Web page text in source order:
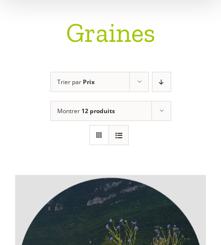
Graines
Trier par Prix
Montrer 12 produits